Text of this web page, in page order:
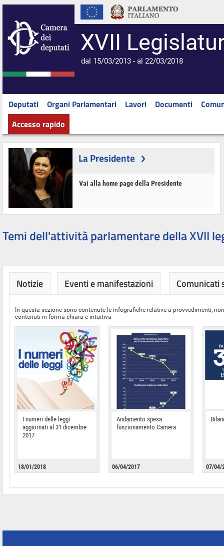
XVII
dal 15/03/2013 - al 22/03/2018
Deputati Organi Parlamentari Lavori Documenti
Accesso rapido
La Presidente
Vai alla home page della Presidente
Temi dell'attività parlamentare della XVII
Notizie Eventi e manifestazioni Comunicati
In questa sezione sono contenute le infografiche relative a provvedimenti,
contenuti in forma chiara e intuitiva
I numeri delle leggi
aggiornati al 31 dicembre
2017
18/01/2018
Andamento spesa
funzionamento Camera
06/04/2017 07/04/